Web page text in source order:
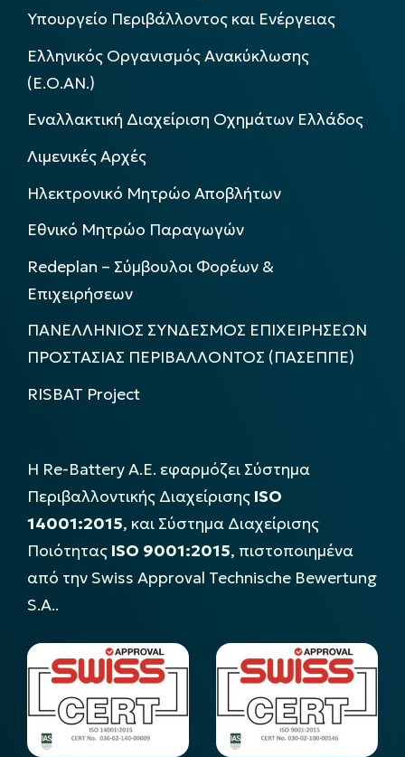
Υπουργείο Περιβάλλοντος και Ενέργειας
Ελληνικός Οργανισμός Ανακύκλωσης
(Ε.Ο.ΑΝ.)
Εναλλακτική Διαχείριση Οχημάτων Ελλάδος
Λιμενικές Αρχές
Ηλεκτρονικό Μητρώο Αποβλήτων
Εθνικό Μητρώο Παραγωγών
Redeplan – Σύμβουλοι Φορέων &
Επιχειρήσεων
ΠΑΝΕΛΛΗΝΙΟΣ ΣΥΝΔΕΣΜΟΣ ΕΠΙΧΕΙΡΗΣΕΩΝ
ΠΡΟΣΤΑΣΙΑΣ ΠΕΡΙΒΑΛΛΟΝΤΟΣ (ΠΑΣΕΠΠΕ)
RISBAT Project
Η Re-Battery Α.Ε. εφαρμόζει Σύστημα
Περιβαλλοντικής Διαχείρισης ISO
14001:2015, και Σύστημα Διαχείρισης
Ποιότητας ISO 9001:2015, πιστοποιημένα
από την Swiss Approval Technische Bewertung
S.A..